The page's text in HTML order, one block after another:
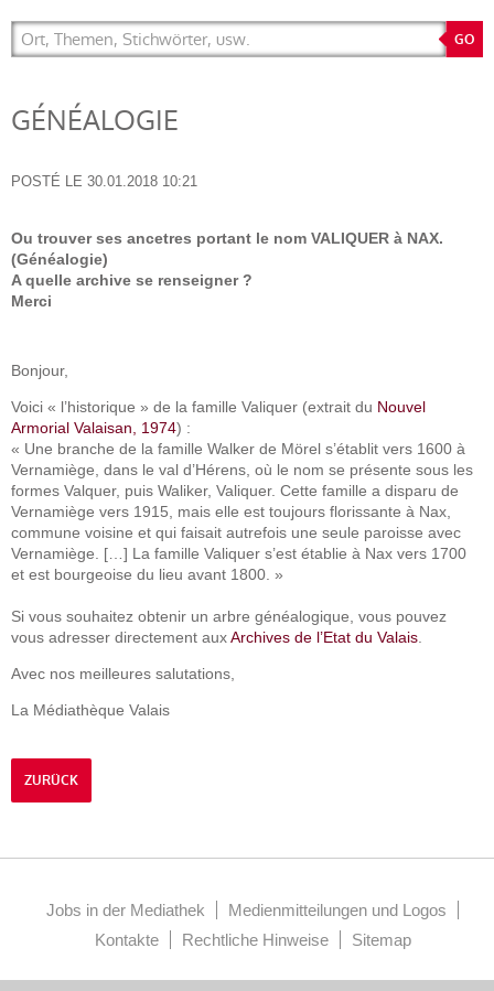
GÉNÉALOGIE
POSTÉ LE 30.01.2018 10:21
Ou trouver ses ancetres portant le nom VALIQUER à NAX.
(Généalogie)
A quelle archive se renseigner ?
Merci
Bonjour,
Voici « l’historique » de la famille Valiquer (extrait du Nouvel
Armorial Valaisan, 1974) :
« Une branche de la famille Walker de Mörel s’établit vers 1600 à
Vernamiège, dans le val d’Hérens, où le nom se présente sous les
formes Valquer, puis Waliker, Valiquer. Cette famille a disparu de
Vernamiège vers 1915, mais elle est toujours florissante à Nax,
commune voisine et qui faisait autrefois une seule paroisse avec
Vernamiège. […] La famille Valiquer s’est établie à Nax vers 1700
et est bourgeoise du lieu avant 1800. »
Si vous souhaitez obtenir un arbre généalogique, vous pouvez
vous adresser directement auxArchives de l’Etat du Valais
Avec nos meilleures salutations,
La Médiathèque Valais
ZURÜCK
Jobs in der Mediathek
Medienmitteilungen und Logos
Kontakte
Rechtliche Hinweise Sitemap